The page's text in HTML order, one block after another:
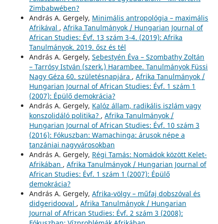
Zimbabwében?
András A. Gergely, Minimális antropológia – maximális
Afrikával , Afrika Tanulmányok / Hungarian Journal of
African Studies: Évf. 13 szám 3-4. (2019): Afrika
Tanulmányok. 2019. ősz és tél
András A. Gergely, Sebestyén Éva – Szombathy Zoltán
– Tarrósy István (szerk.) Harambee. Tanulmányok Füssi
Nagy Géza 60. születésnapjára , Afrika Tanulmányok /
Hungarian Journal of African Studies: Évf. 1 szám 1
(2007): Épülő demokrácia?
András A. Gergely, Kalóz állam, radikális iszlám vagy
konszolidáló politika? , Afrika Tanulmányok /
Hungarian Journal of African Studies: Évf. 10 szám 3
(2016): Fókuszban: Wamachinga: árusok népe a
tanzániai nagyvárosokban
András A. Gergely, Régi Tamás: Nomádok között Kelet-
Afrikában , Afrika Tanulmányok / Hungarian Journal of
African Studies: Évf. 1 szám 1 (2007): Épülő
demokrácia?
András A. Gergely, Afrika-völgy – műfaj dobszóval és
didgeridooval , Afrika Tanulmányok / Hungarian
Journal of African Studies: Évf. 2 szám 3 (2008):